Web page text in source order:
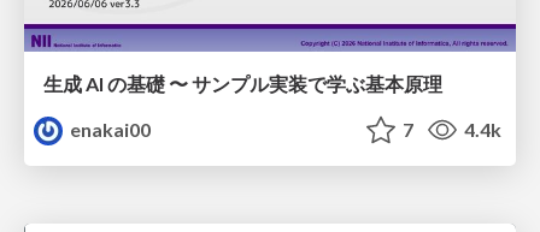
生成 AI の基礎 〜 サンプル実装で学ぶ基本原理
enakai00
7 4.4k